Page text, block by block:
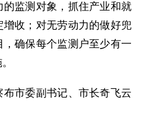
监测对象，抓住产业和就
收；对无劳动力的做好兜
确保每个监测户至少有一
委副书记、市长奇飞云